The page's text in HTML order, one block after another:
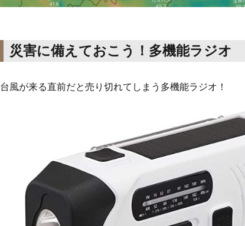
災害に備えておこう！多機能ラジオ
台風が来る直前だと売り切れてしまう多機能ラジオ！